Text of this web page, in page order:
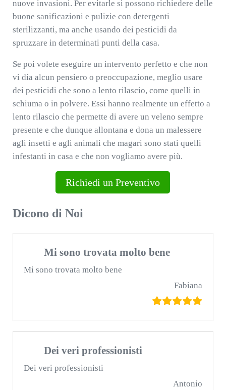
nuove invasioni. Per evitarle si possono richiedere delle
buone sanificazioni e pulizie con detergenti
sterilizzanti, ma anche usando dei pesticidi da
spruzzare in determinati punti della casa.
Se poi volete eseguire un intervento perfetto e che non
vi dia alcun pensiero o preoccupazione, meglio usare
dei pesticidi che sono a lento rilascio, come quelli in
schiuma o in polvere. Essi hanno realmente un effetto a
lento rilascio che permette di avere un veleno sempre
presente e che dunque allontana e dona un malessere
agli insetti e agli animali che magari sono stati quelli
infestanti in casa e che non vogliamo avere più.
Richiedi un Preventivo
Dicono di Noi
Mi sono trovata molto bene
Mi sono trovata molto bene
Fabiana
Dei veri professionisti
Dei veri professionisti
Antonio